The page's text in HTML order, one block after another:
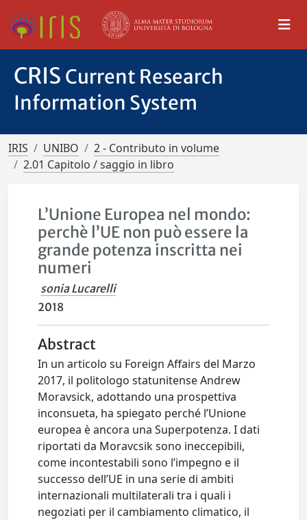
CRIS Current Research
Information System
IRIS UNIBO
2 - Contributo in volume
2.01 Capitolo / saggio in libro
L’Unione Europea nel mondo:
perchè l’UE non può essere la
grande potenza inscritta nei
numeri
sonia Lucarelli
2018
Abstract
In un articolo su Foreign Affairs del Marzo
2017, il politologo statunitense Andrew
Moravsick, adottando una prospettiva
inconsueta, ha spiegato perché l’Unione
europea è ancora una Superpotenza. I dati
riportati da Moravcsik sono ineccepibili,
come incontestabili sono l’impegno e il
successo dell’UE in una serie di ambiti
internazionali multilaterali tra i quali i
negoziati per il cambiamento climatico, il